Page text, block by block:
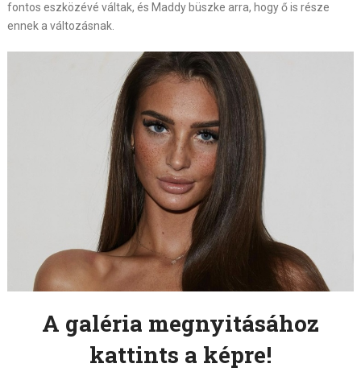
fontos eszközévé váltak, és Maddy büszke arra, hogy ő is része
ennek a változásnak.
A galéria megnyitásához
kattints a képre!